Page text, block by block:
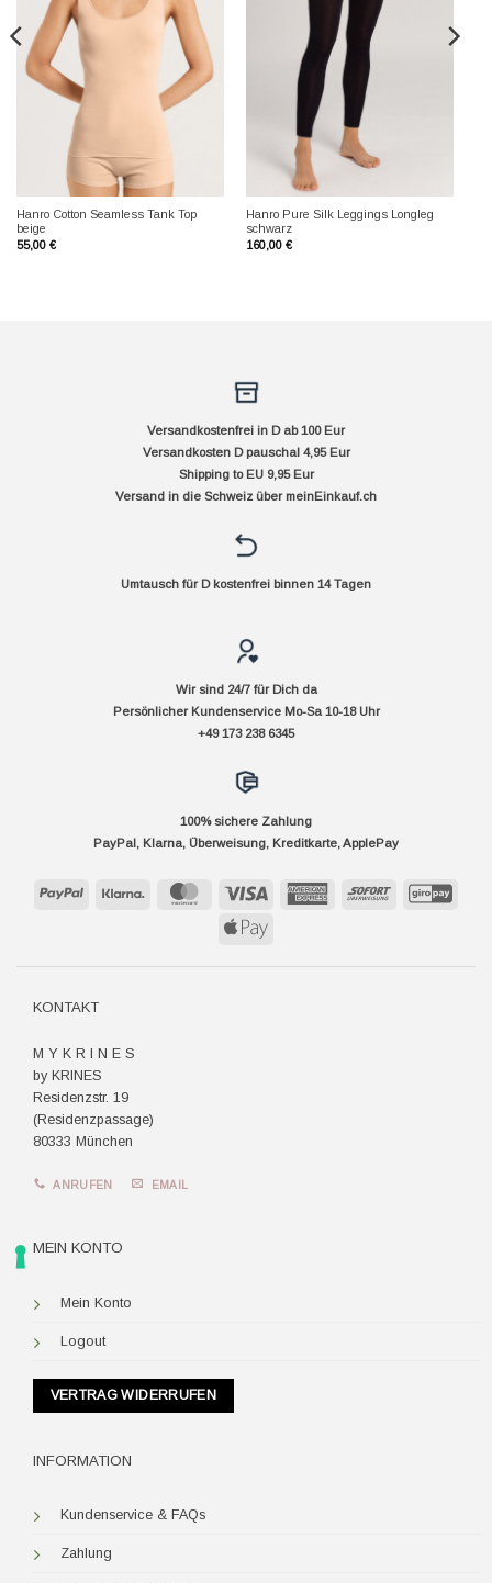
Hanro Cotton Seamless Tank Top
beige
55,00 €
Hanro Pure Silk Leggings Longleg
schwarz
160,00 €
Versandkostenfrei in D ab 100 Eur
Versandkosten D pauschal 4,95 Eur
Shipping to EU 9,95 Eur
Versand in die Schweiz über meinEinkauf.ch
Umtausch für D kostenfrei binnen 14 Tagen
Wir sind 24/7 für Dich da
Persönlicher Kundenservice Mo-Sa 10-18 Uhr
+49 173 238 6345
100% sichere Zahlung
PayPal, Klarna, Überweisung, Kreditkarte, ApplePay
PayPal Klarna MasterCard Visa
AmericanSofort
Apple
KONTAKT
M Y K R I N E S
by KRINES
Residenzstr. 19
(Residenzpassage)
80333 München
ANRUFEN EMAIL
MEIN KONTO
Mein Konto
Logout
VERTRAG WIDERRUFEN
INFORMATION
Kundenservice & FAQs
Zahlung